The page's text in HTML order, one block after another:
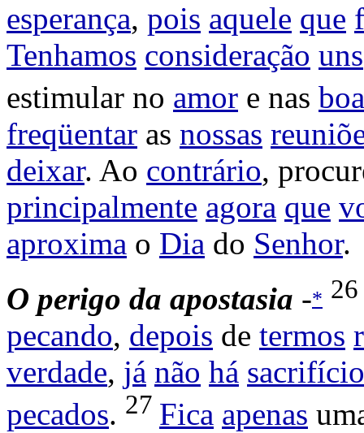
esperança, pois aquele que
Tenhamos consideração uns
estimular no amor e nas
freqüentar as nossas
deixar. Ao contrário,
principalmente agora que
aproxima o Dia do Senhor.
O perigo da apostasia -* 26
pecando, depois de termos
verdade, já não há
pecados. 27 Fica apenas